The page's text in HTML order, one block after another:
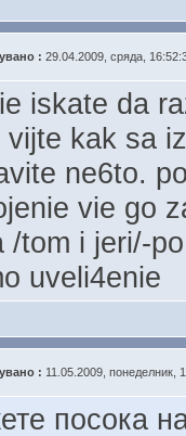
: 29.04.2009, сряда,
iskate da
vijte kak sa
ne6to.
vie go
/tom i jeri/-
uveli4enie
: 11.05.2009, понеделник,
посока